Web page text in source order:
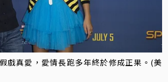
戲真愛，愛情長跑多年終於修成正果。(美